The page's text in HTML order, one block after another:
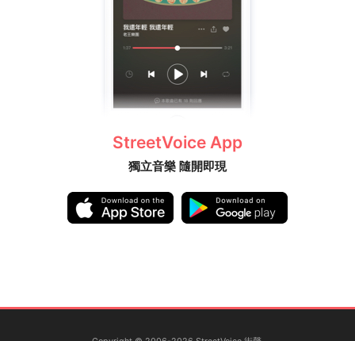
StreetVoice App
獨立音樂 隨開即現